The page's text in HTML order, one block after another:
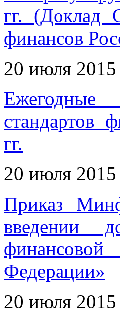
гг. (Доклад
финансов
20 июля 2015
Ежегодные
стандартов
гг.
20 июля 2015
Приказ
введении
финансовой
Федерации»
20 июля 2015